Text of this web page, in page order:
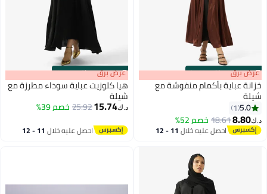
00m:00s
·باقي 100% عرض برق
خزانة عباية بأكمام منفوشة مع
شيلة
5.0
1
د.ك‏8.80
18.61خصم 52%
احصل عليه خلال 11 - 12
اغسطس
00m:00s
·باقي 100% عرض برق
هيا كلوزيت عباية سوداء مطرزة مع
شيلة
د.ك‏15.74
25.92خصم 39%
احصل عليه خلال 11 - 12
اغسطس